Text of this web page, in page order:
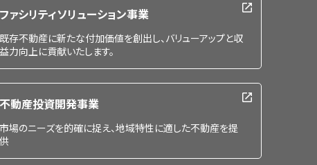
ファシリティソリューション事業
既存不動産に新たな付加価値を創出し、バリューアップと収
益力向上に貢献いたします。
不動産投資開発事業
市場のニーズを的確に捉え、地域特性に適した不動産を提
供